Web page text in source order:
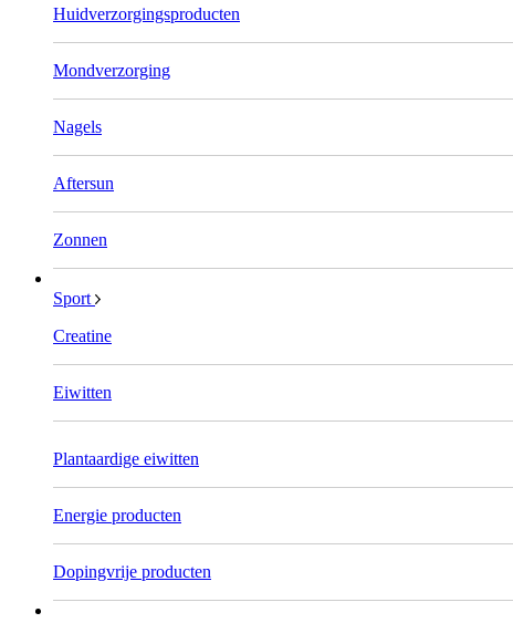
Huidverzorgingsproducten
Mondverzorging
Nagels
Aftersun
Zonnen
Sport
Creatine
Eiwitten
Plantaardige eiwitten
Energie producten
Dopingvrije producten